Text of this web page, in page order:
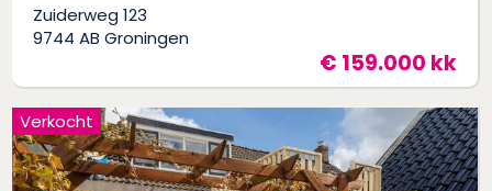
Zuiderweg 123
9744 AB Groningen
€ 159.000 kk
Verkocht